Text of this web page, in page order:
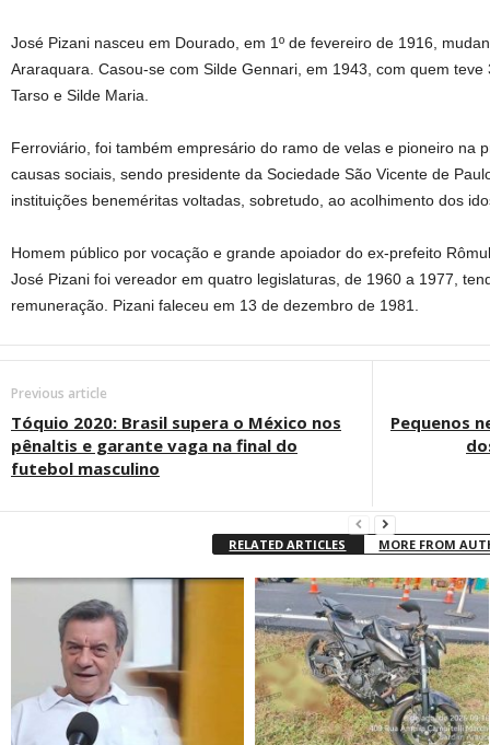
José Pizani nasceu em Dourado, em 1º de fevereiro de 1916,
Araraquara. Casou-se com Silde Gennari, em 1943, com quem
Tarso e Silde Maria.
Ferroviário, foi também empresário do ramo de velas e pioneiro na
causas sociais, sendo presidente da Sociedade São Vicente de
instituições beneméritas voltadas, sobretudo, ao acolhimento dos
Homem público por vocação e grande apoiador do ex-prefeito
José Pizani foi vereador em quatro legislaturas, de 1960 a 1977,
remuneração. Pizani faleceu em 13 de dezembro de 1981.
Previous article
Tóquio 2020: Brasil supera o México nos
pênaltis e garante vaga na final do
futebol masculino
Pequenos
RELATED ARTICLES MORE FROM